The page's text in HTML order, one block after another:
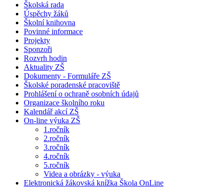
Školská rada
Úspěchy žáků
Školní knihovna
Povinné informace
Projekty
Sponzoři
Rozvrh hodin
Aktuality ZŠ
Dokumenty - Formuláře ZŠ
Školské poradenské pracoviště
Prohlášení o ochraně osobních údajů
Organizace školního roku
Kalendář akcí ZŠ
On-line výuka ZŠ
1.ročník
2.ročník
3.ročník
4.ročník
5.ročník
Videa a obrázky - výuka
Elektronická žákovská knížka Škola OnLine